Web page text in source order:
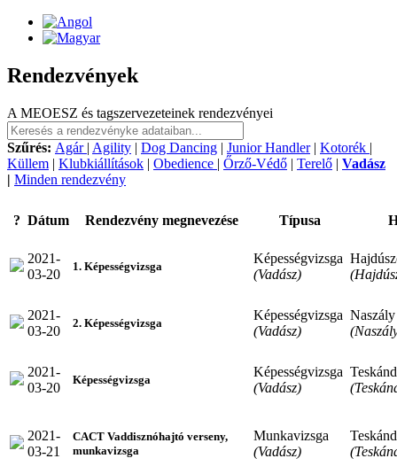
Rendezvények
A MEOESZ és tagszervezeteinek rendezvényei
Szűrés: Agár | Agility | Dog Dancing | Junior Handler| Kotorék |
Küllem | Klubkiállítások | Obedience | Őrző-Védő | Terelő | Vadász
| Minden rendezvény
? Dátum Rendezvény megnevezése Típusa
2021-
03-20
1. Képességvizsga
Képességvizsga
(Vadász)
2021-
03-20
2. Képességvizsga
Képességvizsga
(Vadász)
Naszály
2021-
03-20
Képességvizsga
Képességvizsga
(Vadász)
Teskánd
2021-
03-21
CACT Vaddisznóhajtó verseny,
munkavizsga
Munkavizsga
(Vadász)
Teskánd